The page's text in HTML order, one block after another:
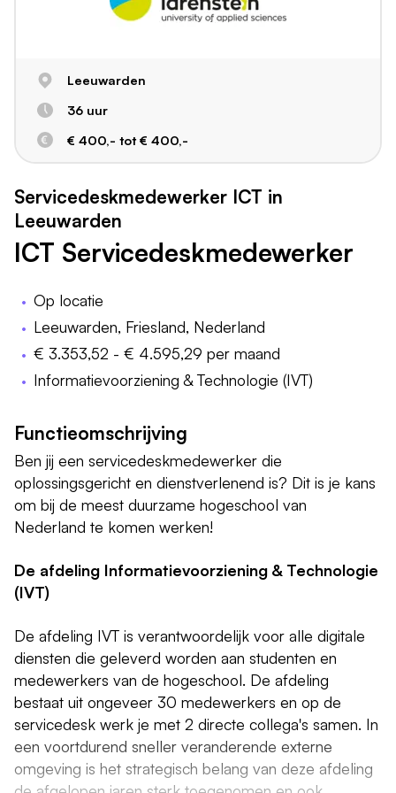
Leeuwarden
36 uur
€ 400,- tot € 400,-
Servicedeskmedewerker ICT in
Leeuwarden
ICT Servicedeskmedewerker
Op locatie
Leeuwarden, Friesland, Nederland
€ 3.353,52 - € 4.595,29 per maand
Informatievoorziening & Technologie (IVT)
Functieomschrijving
Ben jij een servicedeskmedewerker die
oplossingsgericht en dienstverlenend is? Dit is je kans
om bij de meest duurzame hogeschool van
Nederland te komen werken!
De afdeling Informatievoorziening & Technologie
(IVT)
De afdeling IVT is verantwoordelijk voor alle digitale
diensten die geleverd worden aan studenten en
medewerkers van de hogeschool. De afdeling
bestaat uit ongeveer 30 medewerkers en op de
servicedesk werk je met 2 directe collega's samen. In
een voortdurend sneller veranderende externe
omgeving is het strategisch belang van deze afdeling